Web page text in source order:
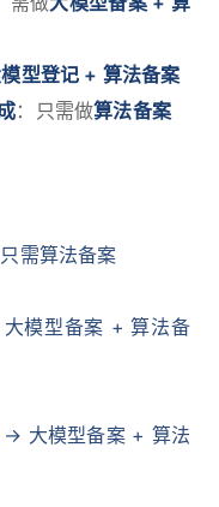
型登记 + 算法备案
：只需做算法备案
需算法备案
模型备案 + 算法备
→ 大模型备案 + 算法